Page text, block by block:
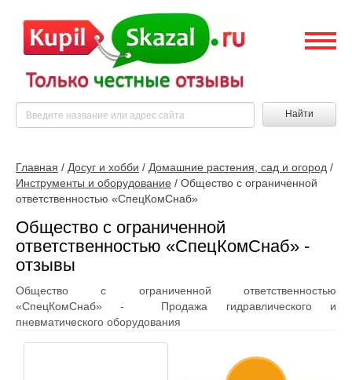
Найти
Главная / Досуг и хобби / Домашние растения, сад и огород /
Инструменты и оборудование / Общество с ограниченной
ответственностью «СпецКомСнаб»
Общество с ограниченной
ответственностью «СпецКомСнаб» -
отзывы
Общество с ограниченной ответственностью
«СпецКомСнаб» - Продажа гидравлического и
пневматического оборудования